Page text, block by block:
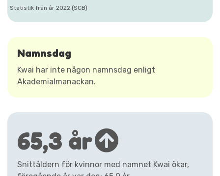
Statistik från år 2022 (SCB)
Namnsdag
Kwai har inte någon namnsdag enligt
Akademialmanackan.
65,3 år
Snittåldern för kvinnor med namnet Kwai ökar,